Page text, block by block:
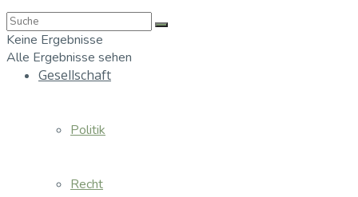
Gesellschaft
Politik
Recht
Keine Ergebnisse
Alle Ergebnisse sehen